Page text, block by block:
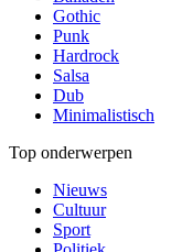
Gothic
Punk
Hardrock
Salsa
Dub
Minimalistisch
Top onderwerpen
Nieuws
Cultuur
Sport